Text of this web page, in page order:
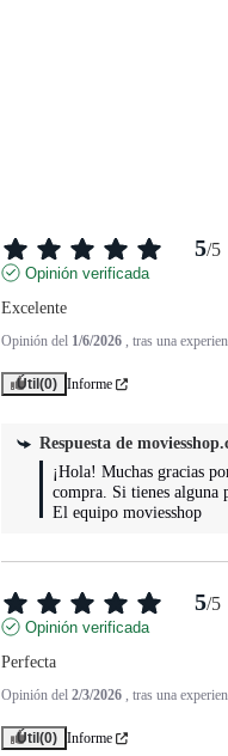
5/5
Opinión verificada
Excelente
Opinión del 1/6/2026 , tras una
Útil (0) Informe
Respuesta de
¡Hola! Muchas gracias
compra. Si tienes alguna
El equipo moviesshop
5/5
Opinión verificada
Perfecta
Opinión del 2/3/2026 , tras una
Útil (0) Informe